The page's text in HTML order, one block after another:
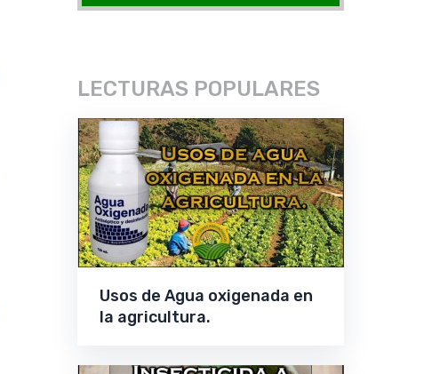
LECTURAS POPULARES
Usos de Agua oxigenada en
la agricultura.